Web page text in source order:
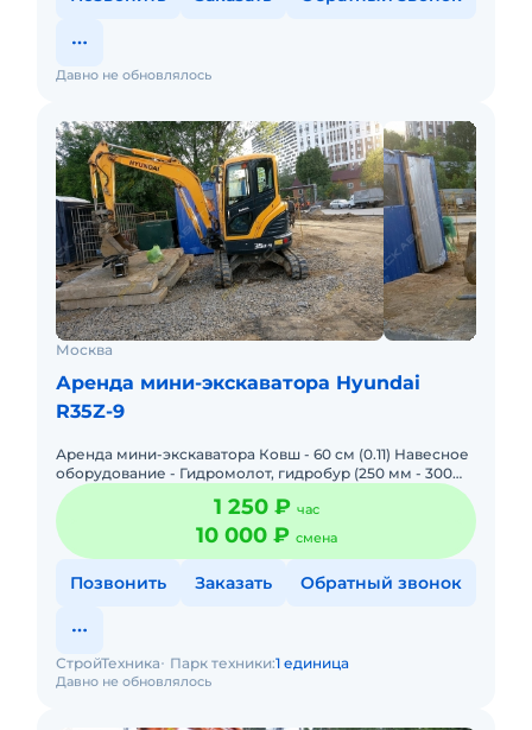
Давно не обновлялось
Москва
Аренда мини-экскаватора Hyundai
R35Z-9
Аренда мини-экскаватора Ковш - 60 см (0.11) Навесное
оборудование - Гидромолот, гидробур (250 мм - 300
мм) Доставка техника до объекта и обратно в пределах
1 250 ₽ час
10 000 ₽ смена
Позвонить Заказать Обратный звонок
Давно не обновлялось
СтройТехника Парк техники:1 единица